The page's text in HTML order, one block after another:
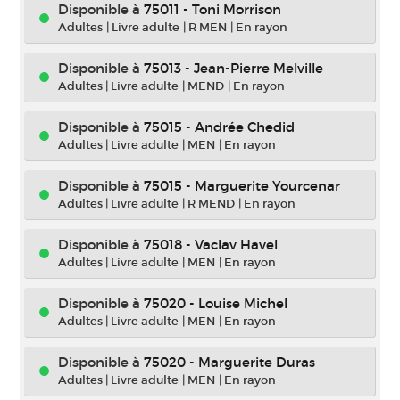
Disponible à 75011 - Toni Morrison
Adultes | Livre adulte | R MEN | En rayon
Disponible à 75013 - Jean-Pierre Melville
Adultes | Livre adulte | MEND | En rayon
Disponible à 75015 - Andrée Chedid
Adultes | Livre adulte | MEN | En rayon
Disponible à 75015 - Marguerite Yourcenar
Adultes | Livre adulte | R MEND | En rayon
Disponible à 75018 - Vaclav Havel
Adultes | Livre adulte | MEN | En rayon
Disponible à 75020 - Louise Michel
Adultes | Livre adulte | MEN | En rayon
Disponible à 75020 - Marguerite Duras
Adultes | Livre adulte | MEN | En rayon